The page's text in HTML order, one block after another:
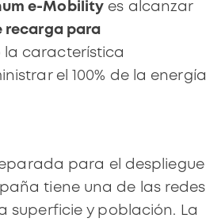
e-Mobility es alcanzar
recarga para
la característica
el 100% de la energía
para el despliegue
tiene una de las redes
superficie y población. La